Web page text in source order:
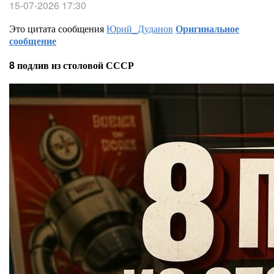
15-07-2026 17:30
Это цитата сообщенияЮрий_Дуданов Оригинальное
сообщение
8 подлив из столовой СССР